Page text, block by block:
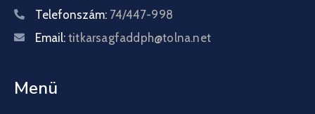
Telefonszám: 74/447-998
Email: titkarsagfaddph@tolna.net
Menü